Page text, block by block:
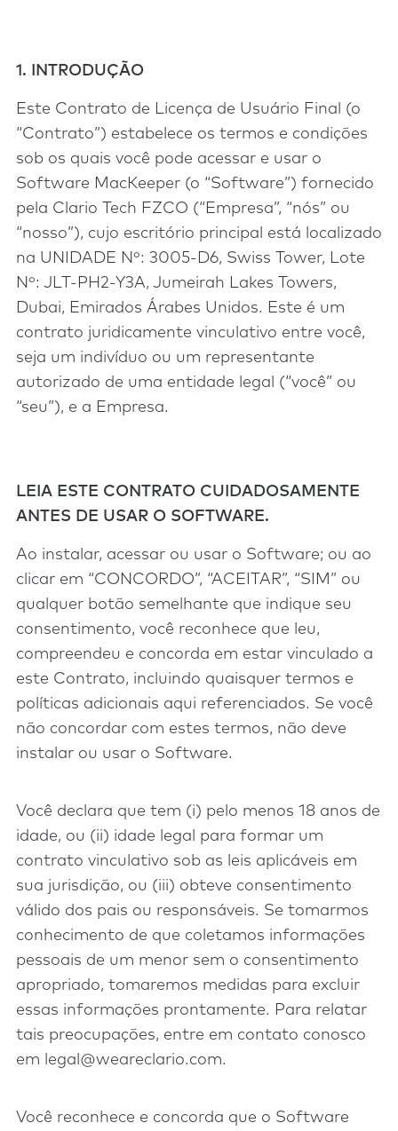
1. INTRODUÇÃO
Este Contrato de Licença de Usuário Final (o
“Contrato”) estabelece os termos e condições
sob os quais você pode acessar e usar o
Software MacKeeper (o “Software”) fornecido
pela Clario Tech FZCO (“Empresa”, “nós” ou
“nosso”), cujo escritório principal está localizado
na UNIDADE Nº: 3005-D6, Swiss Tower, Lote
Nº: JLT-PH2-Y3A, Jumeirah Lakes Towers,
Dubai, Emirados Árabes Unidos. Este é um
contrato juridicamente vinculativo entre você,
seja um indivíduo ou um representante
autorizado de uma entidade legal (“você” ou
“seu”), e a Empresa.
LEIA ESTE CONTRATO CUIDADOSAMENTE
ANTES DE USAR O SOFTWARE.
Ao instalar, acessar ou usar o Software; ou ao
clicar em “CONCORDO”, “ACEITAR”, “SIM” ou
qualquer botão semelhante que indique seu
consentimento, você reconhece que leu,
compreendeu e concorda em estar vinculado a
este Contrato, incluindo quaisquer termos e
políticas adicionais aqui referenciados. Se você
não concordar com estes termos, não deve
instalar ou usar o Software.
Você declara que tem (i) pelo menos 18 anos de
idade, ou (ii) idade legal para formar um
contrato vinculativo sob as leis aplicáveis em
sua jurisdição, ou (iii) obteve consentimento
válido dos pais ou responsáveis. Se tomarmos
conhecimento de que coletamos informações
pessoais de um menor sem o consentimento
apropriado, tomaremos medidas para excluir
essas informações prontamente. Para relatar
tais preocupações, entre em contato conosco
em legal@weareclario.com.
Você reconhece e concorda que o Software